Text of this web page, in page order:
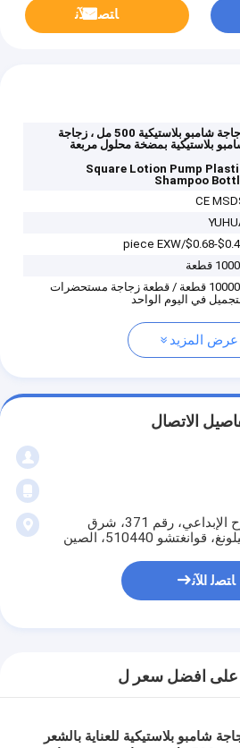
ﺎﺘﺼﻟ ﺍﻶﻧ
زجاجة شامبو بلاستيكية 500 مل ، زجاجة
بلاستيكية بمضخة محلول مربعة
Square Lotion Pump
Shampoo
CE
$0.46-$0.68/
قطعة
100000 قطعة / قطعة زجاجة مستحضرات
في اليوم الواحد
عرض المزيد
الاتصال
209، المبنى أ، حديقة المرح الإبداعي، رقم 371، شرق
510440، الصين
ﺎﺘﺼﻟ ﺍﻶﻧ
على افضل سعر ل
شامبو بلاستيكية للعناية بالشعر